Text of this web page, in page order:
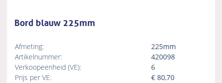
Bord blauw 225mm
Afmeting:
225mm
Artikelnummer:
420098
Verkoopeenheid (VE):
6
Prijs per VE:
€80,70